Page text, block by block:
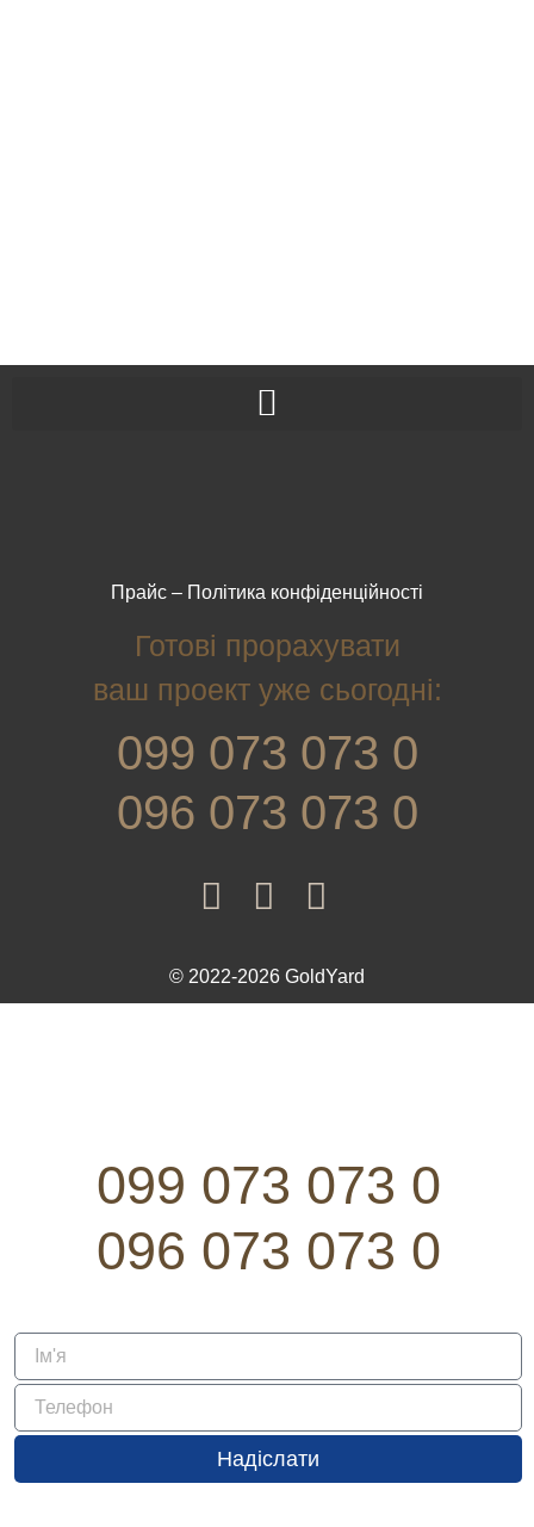
Прайс – Політика конфіденційності
Готові прорахувати
ваш проект уже сьогодні:
099 073 073 0
096 073 073 0
© 2022-2026 GoldYard
099 073 073 0
096 073 073 0
Надіслати